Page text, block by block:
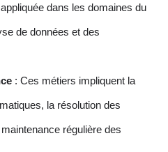
dans les domaines du
de données et des
: Ces métiers impliquent la
la résolution des
régulière des